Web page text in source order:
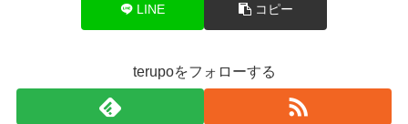
LINE コピー
terupoをフォローする